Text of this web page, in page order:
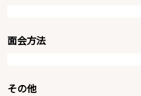
面会方法
その他